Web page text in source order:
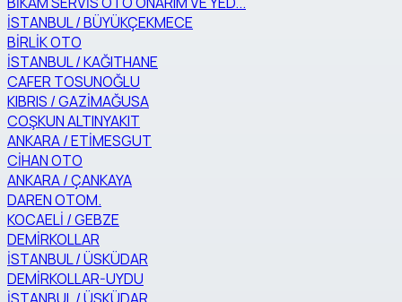
İSTANBUL / BÜYÜKÇEKMECE
BİRLİK OTO
İSTANBUL / KAĞITHANE
CAFER TOSUNOĞLU
KIBRIS / GAZİMAĞUSA
COŞKUN ALTINYAKIT
ANKARA / ETİMESGUT
CİHAN OTO
ANKARA / ÇANKAYA
DAREN OTOM.
KOCAELİ / GEBZE
DEMİRKOLLAR
İSTANBUL / ÜSKÜDAR
DEMİRKOLLAR-UYDU